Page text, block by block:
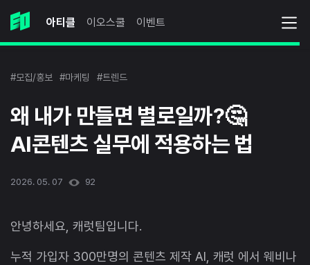
아티클 이오스쿨 이벤트
#모집/홍보 #마케팅 #트렌드
왜 내가 만들면 별로일까?🤔
AI콘텐츠 실무에 적용하는 법
2026. 05. 07 92
안녕하세요, 캐럿팀입니다.
누적 가입자 300만명의 콘텐츠 제작 AI, 캐럿 에서 웨비나